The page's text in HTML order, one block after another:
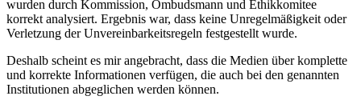
wurden durch Kommission, Ombudsmann und Ethikkomitee
korrekt analysiert. Ergebnis war, dass keine Unregelmäßigkeit oder
Verletzung der Unvereinbarkeitsregeln festgestellt wurde.
Deshalb scheint es mir angebracht, dass die Medien über komplette
und korrekte Informationen verfügen, die auch bei den genannten
Institutionen abgeglichen werden können.